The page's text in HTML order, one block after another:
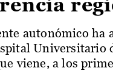
autonómico ha
Universitario
viene, a los